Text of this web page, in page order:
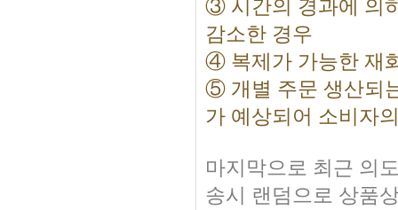
③ 시간의 경과에 의
감소한 경우
④ 복제가 가능한 재
⑤ 개별 주문 생산되
가 예상되어 소비자
마지막으로 최근 의
송시 랜덤으로 상품